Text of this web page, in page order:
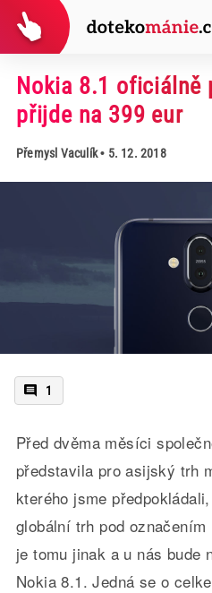
Nokia 8.1 oficiálně
přijde na 399 eur
Přemysl Vaculík• 5. 12. 2018
1
Před dvěma měsíci
představila pro asijský trh
kterého jsme
globální trh pod
je tomu jinak a u nás bude
Nokia 8.1. Jedná se o